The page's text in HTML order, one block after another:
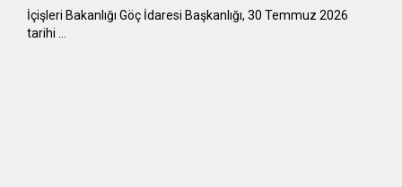
​​​​​​​İçişleri Bakanlığı Göç İdaresi Başkanlığı, 30 Temmuz 2026
tarihi …